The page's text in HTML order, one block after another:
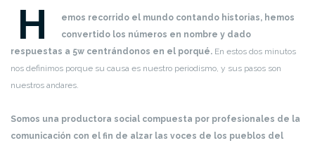
H
emos recorrido el mundo contando historias, hemos
convertido los números en nombre y dado
respuestas a 5w centrándonos en el porqué. En estos dos minutos
nos definimos porque su causa es nuestro periodismo, y sus pasos son
nuestros andares.
Somos una productora social compuesta por profesionales de la
comunicación con el fin de alzar las voces de los pueblos del